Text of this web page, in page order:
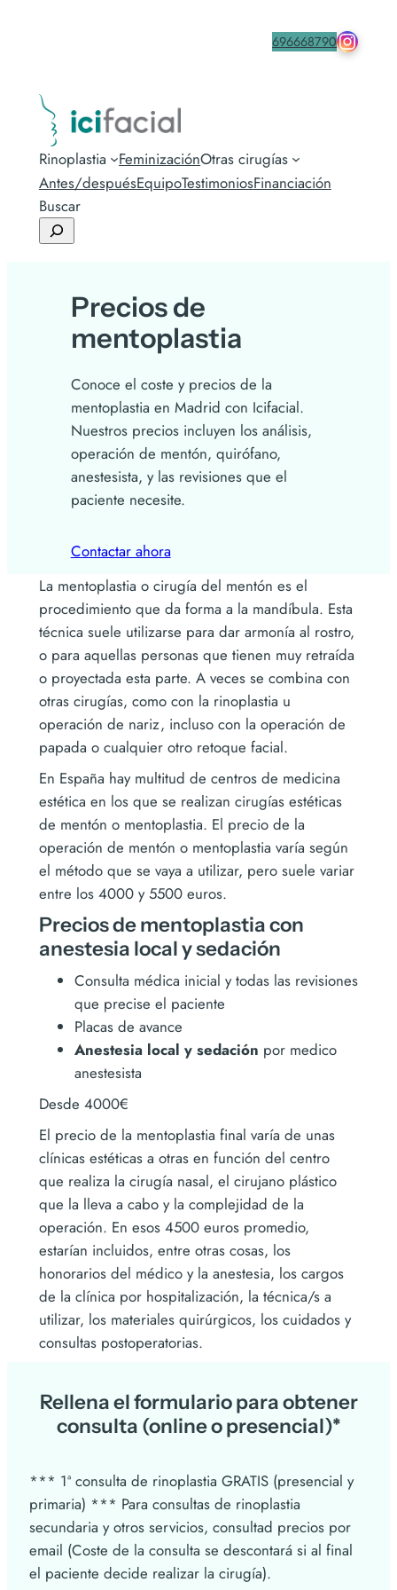
Contacta696668790
Rinoplastia FeminizaciónOtras cirugías
Antes/despuésEquipoTestimoniosFinanciación
Buscar
Precios de
mentoplastia
Conoce el coste y precios de la
mentoplastia en Madrid con Icifacial.
Nuestros precios incluyen los análisis,
operación de mentón, quirófano,
anestesista, y las revisiones que el
paciente necesite.
Contactar ahora
La mentoplastia o cirugía del mentón es el
procedimiento que da forma a la mandíbula. Esta
técnica suele utilizarse para dar armonía al rostro,
o para aquellas personas que tienen muy retraída
o proyectada esta parte. A veces se combina con
otras cirugías, como con la rinoplastia u
operación de nariz, incluso con la operación de
papada o cualquier otro retoque facial.
En España hay multitud de centros de medicina
estética en los que se realizan cirugías estéticas
de mentón o mentoplastia. El precio de la
operación de mentón o mentoplastia varía según
el método que se vaya a utilizar, pero suele variar
entre los 4000 y 5500 euros.
Precios de mentoplastia con
anestesia local y sedación
Consulta médica inicial y todas las revisiones
que precise el paciente
Placas de avance
Anestesia local y sedación por medico
anestesista
Desde 4000€
El precio de la mentoplastia final varía de unas
clínicas estéticas a otras en función del centro
que realiza la cirugía nasal, el cirujano plástico
que la lleva a cabo y la complejidad de la
operación. En esos 4500 euros promedio,
estarían incluidos, entre otras cosas, los
honorarios del médico y la anestesia, los cargos
de la clínica por hospitalización, la técnica/s a
utilizar, los materiales quirúrgicos, los cuidados y
consultas postoperatorias.
Rellena el formulario para obtener
consulta (online o presencial)*
*** 1ª consulta de rinoplastia GRATIS (presencial y
primaria) *** Para consultas de rinoplastia
secundaria y otros servicios, consultad precios por
email (Coste de la consulta se descontará si al final
el paciente decide realizar la cirugía).